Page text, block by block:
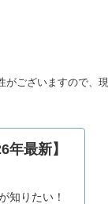
がございますので、現
最新】
知りたい！